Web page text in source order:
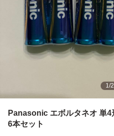
1/2
Panasonic エボルタネオ 単4
6本セット